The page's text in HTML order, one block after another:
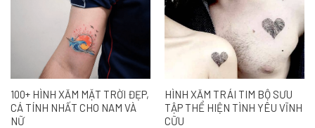
100+ HÌNH XĂM MẶT TRỜI ĐẸP,
CÁ TÍNH NHẤT CHO NAM VÀ
NỮ
HÌNH XĂM TRÁI TIM BỘ SƯU
TẬP THỂ HIỆN TÌNH YÊU VĨNH
CỮU